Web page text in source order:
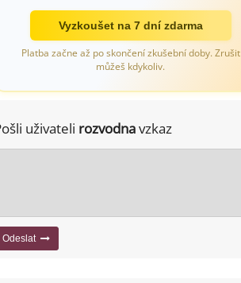
Vyzkoušet na 7 dní zdarma
Platba začne až po skončení zkušební doby. Zrušit
můžeš kdykoliv.
uživateli rozvodnavzkaz
Odeslat